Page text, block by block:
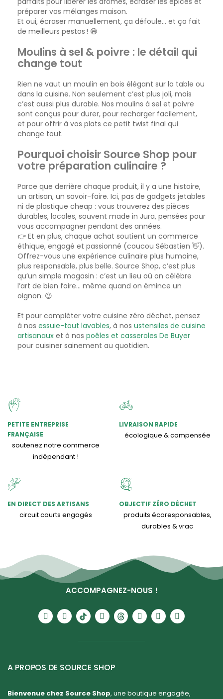
préparer vos mélanges maison.
Et oui, écraser manuellement, ça défoule… et ça fait
de meilleurs pestos ! 😄
Moulins à sel & poivre : le détail qui
change tout
Rien ne vaut un moulin en bois élégant sur la table ou
dans la cuisine. Non seulement c’est plus joli, mais
c’est aussi plus durable. Nos moulins à sel et poivre
sont conçus pour durer, pour recharger facilement,
et pour offrir à vos plats ce petit twist final qui
change tout.
Pourquoi choisir Source Shop pour
votre préparation culinaire ?
Parce que derrière chaque produit, il y a une histoire,
un artisan, un savoir-faire. Ici, pas de gadgets jetables
ni de plastique cheap : vous trouverez des pièces
durables, locales, souvent made in Jura, pensées pour
vous accompagner pendant des années.
👉 Et en plus, chaque achat soutient un commerce
éthique, engagé et passionné (coucou Sébastien 👋).
Offrez-vous une expérience culinaire plus humaine,
plus responsable, plus belle. Source Shop, c’est plus
qu’un simple magasin : c’est un lieu où on célèbre
l’art de bien faire… même quand on émince un
oignon. 😉
Et pour compléter votre cuisine zéro déchet, pensez
à nos essuie-tout lavables, à nos ustensiles de cuisine
artisanaux et à nos poêles et casseroles De Buyer
pour cuisiner sainement au quotidien.
PETITE ENTREPRISE
FRANÇAISE
soutenez notre commerce
indépendant !
LIVRAISON RAPIDE
écologique & compensée
EN DIRECT DES ARTISANS
circuit courts engagés
OBJECTIF ZÉRO DÉCHET
produits écoresponsables,
durables & vrac
ACCOMPAGNEZ-NOUS !
A PROPOS DE SOURCE SHOP
Bienvenue chez Source Shop, une boutique engagée,